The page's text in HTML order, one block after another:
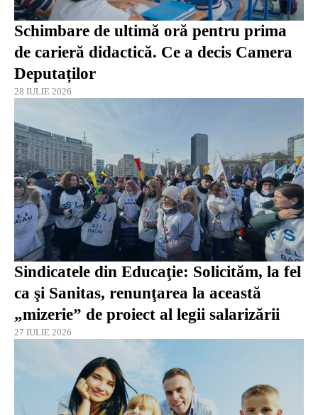
Schimbare de ultimă oră pentru prima
de carieră didactică. Ce a decis Camera
Deputaților
28 IULIE 2026
Sindicatele din Educaţie: Solicităm, la fel
ca şi Sanitas, renunţarea la această
„mizerie” de proiect al legii salarizării
27 IULIE 2026